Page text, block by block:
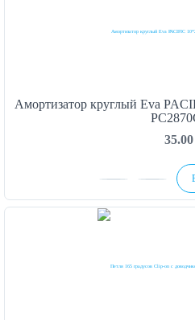
Амортизатор круглый Eva
35.00